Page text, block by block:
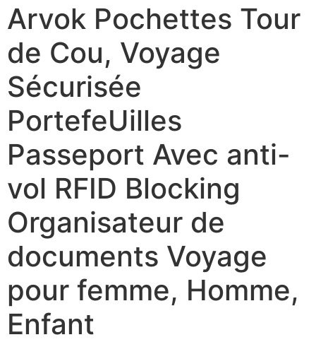
Arvok Pochettes Tour
de Cou, Voyage
Sécurisée
PortefeUilles
Passeport Avec anti-
vol RFID Blocking
Organisateur de
documents Voyage
pour femme, Homme,
Enfant